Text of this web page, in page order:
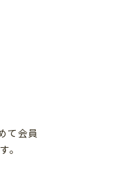
て会員
。